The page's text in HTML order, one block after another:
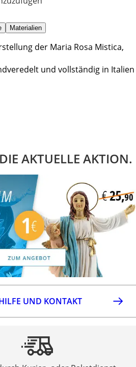
Materialien
der Maria Rosa Mistica,
und vollständig in Italien
AKTUELLE AKTION.
UND KONTAKT